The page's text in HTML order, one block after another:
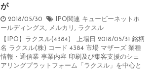
が
2018/05/30 IPO関連 キュービーネットホ
ールディングス , メルカリ , ラクスル
【IPO】ラクスル(4384) 上場日 2018/05/31 銘柄
名 ラクスル(株) コード 4384 市場 マザーズ 業種
情報・通信業 事業内容 印刷及び集客支援のシェ
アリングプラットフォーム「ラクスル」を中心と